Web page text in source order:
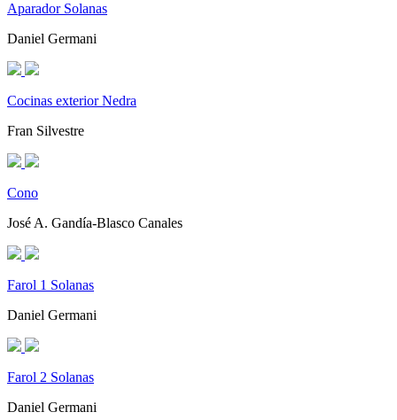
Aparador Solanas
Daniel Germani
Cocinas exterior Nedra
Fran Silvestre
Cono
José A. Gandía-Blasco Canales
Farol 1 Solanas
Daniel Germani
Farol 2 Solanas
Daniel Germani